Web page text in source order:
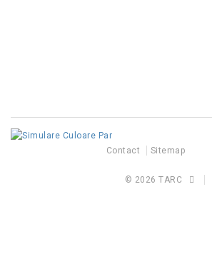
Contact Sitemap
© 2026TARC